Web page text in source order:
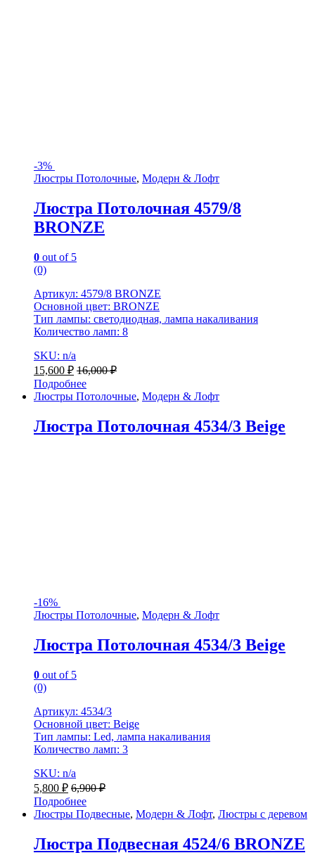
-3%
Люстры Потолочные, Модерн & Лофт
Люстра Потолочная 4579/8
BRONZE
0 out of 5
(0)
Артикул: 4579/8 BRONZE
Основной цвет: BRONZE
Тип лампы: светодиодная, лампа накаливания
Количество ламп: 8
SKU: n/a
15,600 ₽ 16,000₽
Подробнее
Люстры Потолочные, Модерн & Лофт
Люстра Потолочная 4534/3 Beige
-16%
Люстры Потолочные, Модерн & Лофт
Люстра Потолочная 4534/3 Beige
0 out of 5
(0)
Артикул: 4534/3
Основной цвет: Beige
Тип лампы: Led, лампа накаливания
Количество ламп: 3
SKU: n/a
5,800 ₽ 6,900₽
Подробнее
Люстры Подвесные, Модерн & Лофт, Люстры с деревом
Люстра Подвесная 4524/6 BRONZE